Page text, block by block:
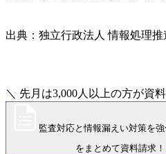
出典：独立行政法人 情報処理
＼ 先月は3,000人以上の方が資
監査対応と情報漏えい対策を
をまとめて資料請求！